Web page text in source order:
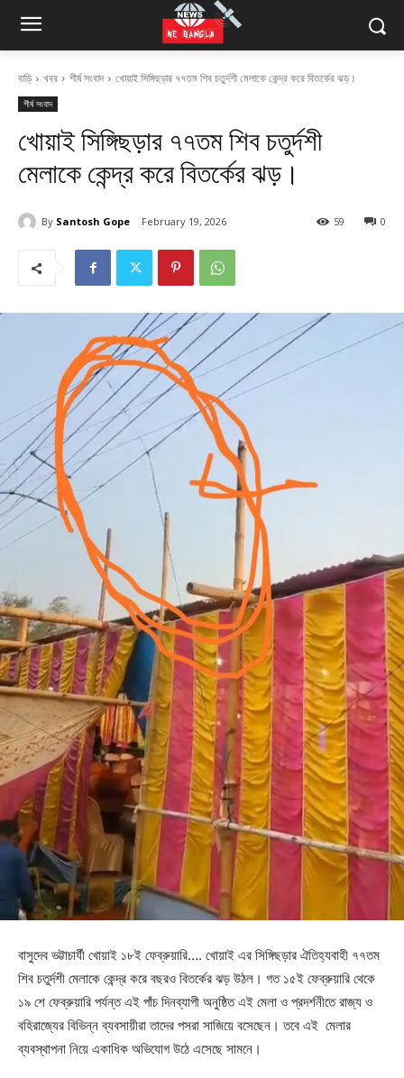
বাড়ি খবর শীর্ষ সংবাদ খোয়াই সিঙ্গিছড়ার ৭৭তম শিব চতুর্দশী মেলাকে কেন্দ্র করে বিতর্কের ঝড়।
শীর্ষ সংবাদ
খোয়াই সিঙ্গিছড়ার ৭৭তম শিব চতুর্দশী
মেলাকে কেন্দ্র করে বিতর্কের ঝড়।
By Santosh Gope February 19, 2026 0
59
বাসুদেব ভট্টাচার্যী খোয়াই ১৮ই ফেব্রুয়ারি…. খোয়াই এর সিঙ্গিছড়ার ঐতিহ্যবাহী ৭৭তম
শিব চতুর্দশী মেলাকে কেন্দ্র করে বছরও বিতর্কের ঝড় উঠল। গত ১৫ই ফেব্রুয়ারি থেকে
১৯ শে ফেব্রুয়ারি পর্যন্ত এই পাঁচ দিনব্যাপী অনুষ্ঠিত এই মেলা ও প্রদর্শনীতে রাজ্য ও
বহিরাজ্যের বিভিন্ন ব্যবসায়ীরা তাদের পসরা সাজিয়ে বসেছেন। তবে এই মেলার
ব্যবস্থাপনা নিয়ে একাধিক অভিযোগ উঠে এসেছে সামনে।